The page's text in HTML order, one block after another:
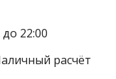
22:00
расчёт